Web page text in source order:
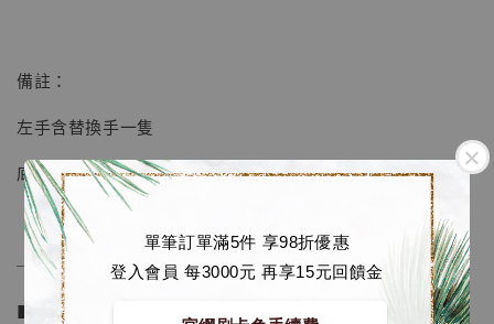
單筆訂單滿5件 享98折優惠
登入會員 每3000元 再享15元回饋金
備註：
左手含替換手一隻
底座和logo、眼睛可以亮燈
──────────────
■ 販售資訊 (NT$)：